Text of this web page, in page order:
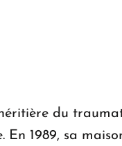
du
1989, sa